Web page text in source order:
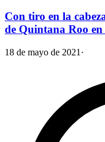
Con tiro en la
de Quintana Roo
18 de mayo de 2021 ·